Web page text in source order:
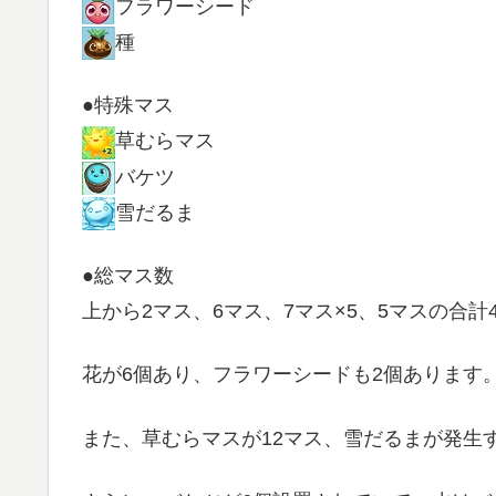
フラワーシード
種
●特殊マス
草むらマス
バケツ
雪だるま
●総マス数
上から2マス、6マス、7マス×5、5マスの合計
花が6個あり、フラワーシードも2個あります。
また、草むらマスが12マス、雪だるまが発生